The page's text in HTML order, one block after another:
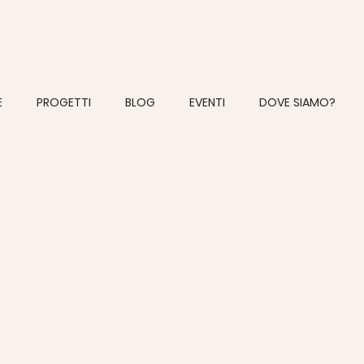
PROGETTI BLOG EVENTI DOVE SIAMO?